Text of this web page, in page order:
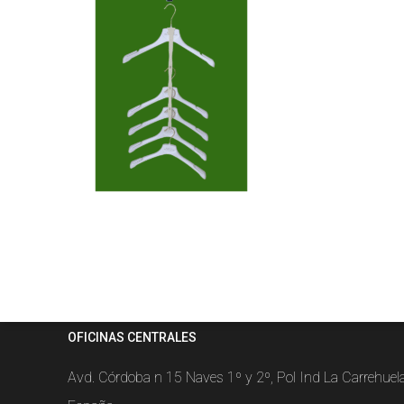
OFICINAS CENTRALES
Avd. Córdoba n 15 Naves 1º y 2º, Pol Ind La